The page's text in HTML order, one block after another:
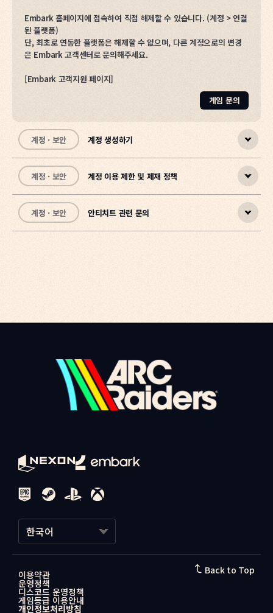
2. 기존에 연동된 플랫폼 선택
⚠️ 신규 계정 생성
습니다.
2. 이어서 프로필 표시 이름을 만들면 다음과 같이 계정 연동이 완료됩
=주의사항=
성하여 연동을 완료한 경우,
해당 넥슨ID는 다른 Embark ID와 연동할 수 없습니다.
※ Embark ID 연동에 관한 추가 문의사항은 아래의 Embark 고객센
[Embark 고객지원 페이지]
Embark 홈페이지에 접속하여 직접 해제할 수 있습니다. (계정 > 연결
된 플랫폼)
단, 최초로 연동한 플랫폼은 해제할 수 없으며, 다른 계정으로의 변경
은 Embark 고객센터로 문의해주세요.
[Embark 고객지원 페이지]
게임 문의
계정 · 보안 계정 생성하기
게임을 시작할 준비가 되었나요, 레이더?
좋습니다. 하지만 ARC Raiders를 플레이하기 위해서는 먼저
Embark ID가 필요합니다.
Embark ID는 장비, 진행 상황, 꾸미기 아이템을 저장하며, 이를 통해
계정을 연동할 수도 있습니다.
계정 · 보안 계정 이용 제한 및 제재 정책
저희는 모두가 즐겁고 공정한 환경에서 플레이할 수 있도록 최선을 다
하고 있습니다.
중대한 위반이 발생한 경우, 해당 게임뿐만 아니라 엠바크에서 출시한
모든 타이틀에 제재 조치가 적용될 수 있습니다.
제재는 영구적인가요 아니면 일시적인가요?
상황에 가장 적합한 조치를 위해 영구 제재와 기간 제한 제재를 모두
제재 이의 제기
귀하의 계정 차단이 부당하다고 생각하신다면, 저희에게 알려주시기
바랍니다. 저희는 제재 결정에 대한 이의 제기 절차를 제공하고 있습니
고객지원 페이지
를 통해 이의 제기를 제출해 주시고, 내용에 다음 정보
를 반드시 포함해 주시기 바랍니다.
1. Embark ID (예시: Username#1234)
2. 제재 조치가 이루어졌을 때 확인된 관련 정보 또는 오류 메시지
3. 겪고 계신 상황과 관련한 추가 설명
계정 · 보안 안티치트 관련 문의
아니요. 가상 머신 환경에서의 게임 실행은 허용되지 않습니다. 가상
머신이 감지될 경우 안티치트 시스템에 의해 계정에 제재가 적용될 수
있으니 유의해 주시기 바랍니다. 이는 공정한 게임 환경을 위한 정책이
오니 양해 부탁드립니다.
탐지되지 않는다고 주장하는 치트를 발견했습니다. 오래전부터 존재하
는 것 같은데 조치가 이루어질 예정인가요?
치트를 제작하는 이들은 언제나 사실만을 말하지 않습니다. 특히 특정
지 않을 수 있는 점 참고해 주세요. 저희는 새로운 위협에 대응하기 위
해 지속적으로 시스템을 업데이트하고 개선하고 있습니다.
른 안티치트를 사용하나요?
네, 그렇습니다. 자체 개발 솔루션 일부 머신러닝 기반, 여러 외부 파트
너, 다양한 탐지 방식 등을 조합한 종합적인 접근을 사용하고 있습니
다. 게임 환경의 무결성은 최우선 사항이며 모든 솔루션을 지속적으로
한국어
日本語
이용약관
운영정책
디스코드 운영정책
게임등급 이용안내
개인정보처리방침
Back to Top